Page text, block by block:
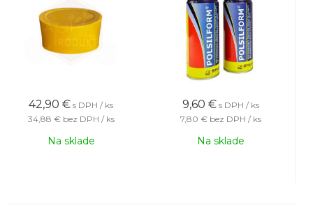
42,90 € s DPH / ks
34,88 € bez DPH / ks
Na sklade
9,60 € s DPH / ks
7,80 € bez DPH / ks
Na sklade